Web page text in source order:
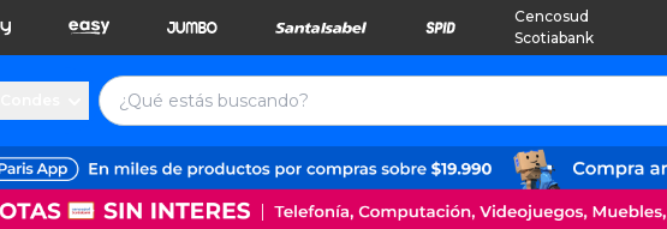
Cencosud
Scotiabank